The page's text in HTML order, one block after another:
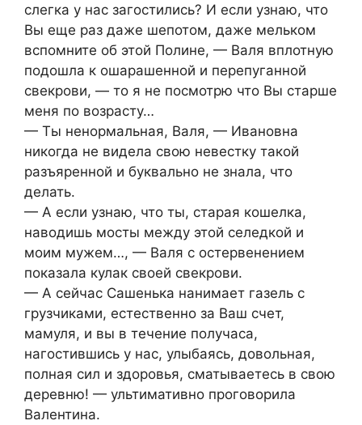
слегка у нас загостились? И если узнаю, что
Вы еще раз даже шепотом, даже мельком
вспомните об этой Полине, — Валя вплотную
подошла к ошарашенной и перепуганной
свекрови, — то я не посмотрю что Вы старше
меня по возрасту…
— Ты ненормальная, Валя, — Ивановна
никогда не видела свою невестку такой
разъяренной и буквально не знала, что
делать.
— А если узнаю, что ты, старая кошелка,
наводишь мосты между этой селедкой и
моим мужем…, — Валя с остервенением
показала кулак своей свекрови.
— А сейчас Сашенька нанимает газель с
грузчиками, естественно за Ваш счет,
мамуля, и вы в течение получаса,
нагостившись у нас, улыбаясь, довольная,
полная сил и здоровья, сматываетесь в свою
деревню! — ультимативно проговорила
Валентина.